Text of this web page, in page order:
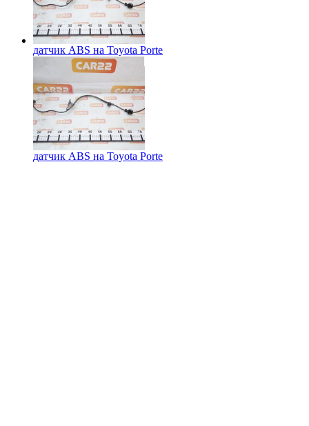
датчик ABS на Toyota Porte
датчик ABS на Toyota Porte